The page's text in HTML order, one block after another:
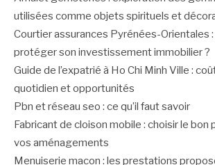
utilisées comme objets spirituels et
Courtier assurances Pyrénées-Orientales
protéger son investissement immobilier ?
Guide de l’expatrié à Ho Chi Minh Ville :
quotidien et opportunités
Pbn et réseau seo : ce qu’il faut savoir
Fabricant de cloison mobile : choisir le bon
vos aménagements
Menuiserie macon : les prestations